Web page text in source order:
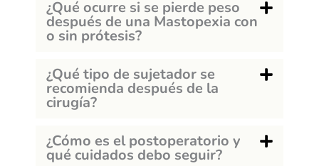
¿Qué ocurre si se pierde peso
después de una Mastopexia con
o sin prótesis?
¿Qué tipo de sujetador se
recomienda después de la
cirugía?
¿Cómo es el postoperatorio y
qué cuidados debo seguir?